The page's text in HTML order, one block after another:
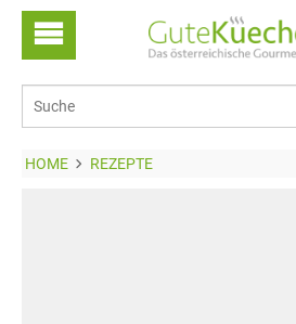
HOME REZEPTE